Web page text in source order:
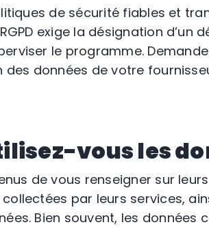
de sécurité fiables et
exige la désignation d’un
le programme.
données de votre
vous les
de vous renseigner sur
par leurs services,
Bien souvent, les données